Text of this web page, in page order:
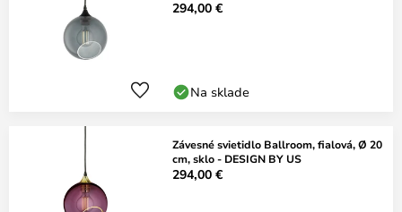
294,00 €
Na sklade
Závesné svietidlo Ballroom, fialová, Ø 20
cm, sklo - DESIGN BY US
294,00 €